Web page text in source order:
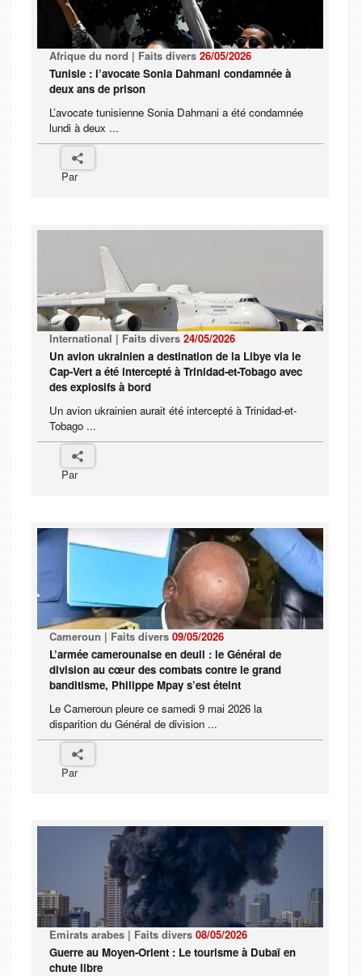
Afrique du nord | Faits divers 26/05/2026
Tunisie : l’avocate Sonia Dahmani condamnée à
deux ans de prison
L’avocate tunisienne Sonia Dahmani a été condamnée
lundi à deux ...
Par
International | Faits divers 24/05/2026
Un avion ukrainien a destination de la Libye via le
Cap-Vert a été intercepté à Trinidad-et-Tobago avec
des explosifs à bord
Un avion ukrainien aurait été intercepté à Trinidad-et-
Tobago ...
Par
Cameroun | Faits divers 09/05/2026
L’armée camerounaise en deuil : le Général de
division au cœur des combats contre le grand
banditisme, Philippe Mpay s’est éteint
Le Cameroun pleure ce samedi 9 mai 2026 la
disparition du Général de division ...
Par
Emirats arabes | Faits divers 08/05/2026
Guerre au Moyen-Orient : Le tourisme à Dubaï en
chute libre